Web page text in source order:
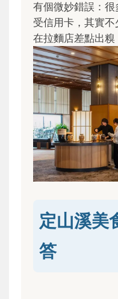
有個微妙錯誤：
受信用卡，其實
在拉麵店差點出糗
定山溪美
答